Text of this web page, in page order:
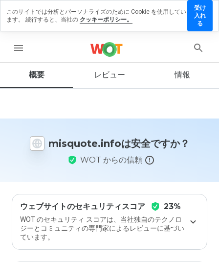
menu
概要 レビュー 情報
misquote.infoは安全ですか？
WOT からの信頼
ウェブサイトのセキュリティスコア 23%
WOT のセキュリティ スコアは、当社独自のテクノロ
ジーとコミュニティの専門家によるレビューに基づい
ています。
ビューを
この
イト
価し
ます
か？
このサイトでは分析とパーソナライズのために Cookie を使用してい
ます。 続行すると、当社の クッキーポリシー。
受け
入れ
る